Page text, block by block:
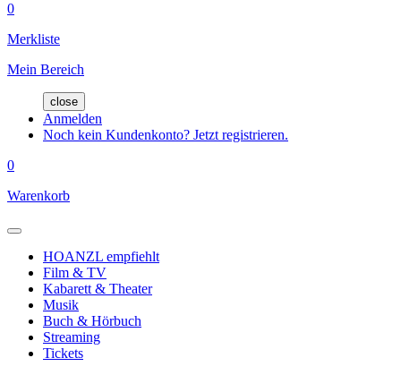
0
Merkliste
Mein Bereich
close
Anmelden
Noch kein Kundenkonto? Jetzt registrieren.
0
Warenkorb
HOANZL empfiehlt
Film & TV
Kabarett & Theater
Musik
Buch & Hörbuch
Streaming
Tickets